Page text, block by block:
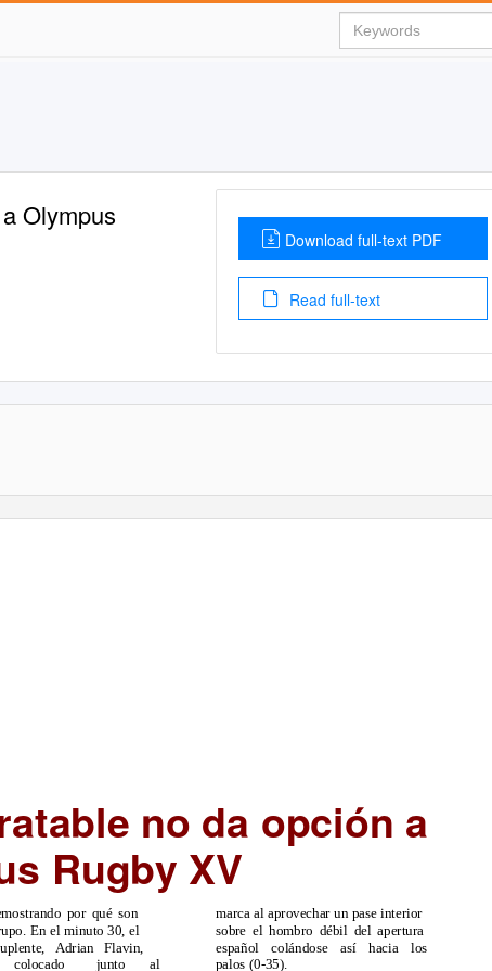
Olympus
Download full-text PDF
Read full-text
no da opción a
Rugby XV
por qué son
En el minuto 30, el
Adrian Flavin,
marca al aprovechar un pase interior
sobre el hombro débil del apertura
español colándose así hacia los
palos (0-35).
colocado junto al